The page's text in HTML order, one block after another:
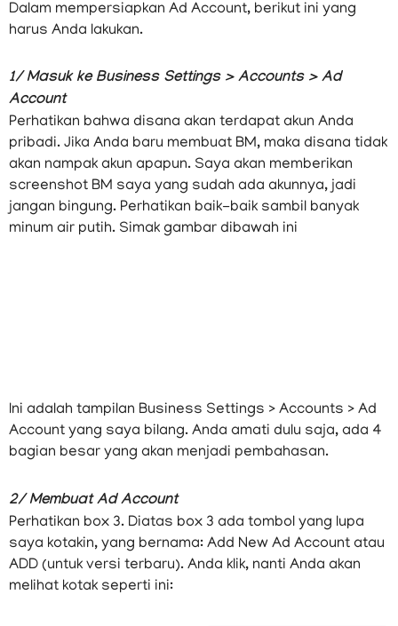
Accounts.
Dalam mempersiapkan Ad Account, berikut ini yang
harus Anda lakukan.
1/ Masuk ke Business Settings > Accounts > Ad
Account
Perhatikan bahwa disana akan terdapat akun Anda
pribadi. Jika Anda baru membuat BM, maka disana tidak
akan nampak akun apapun. Saya akan memberikan
Ini adalah tampilan Business Settings > Accounts > Ad
Account yang saya bilang. Anda amati dulu saja, ada 4
bagian besar yang akan menjadi pembahasan.